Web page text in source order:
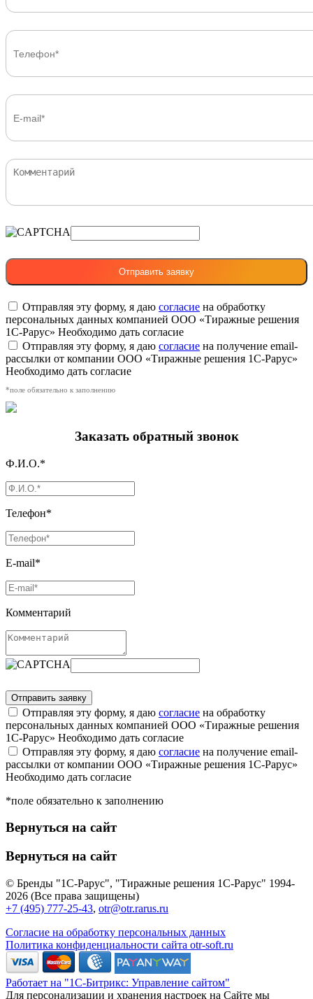
Отправляя эту форму, я даю согласие на обработку
персональных данных компанией ООО «Тиражные решения
1С-Рарус» Необходимо дать согласие
Отправляя эту форму, я даю согласие на получение email-
рассылки от компании ООО «Тиражные решения 1С-Рарус»
Необходимо дать согласие
*поле обязательно к заполнению
Заказать обратный звонок
Ф.И.О.*
Телефон*
E-mail*
Комментарий
Отправляя эту форму, я даю согласие на обработку
персональных данных компанией ООО «Тиражные решения
1С-Рарус» Необходимо дать согласие
Отправляя эту форму, я даю согласие на получение email-
рассылки от компании ООО «Тиражные решения 1С-Рарус»
Необходимо дать согласие
*поле обязательно к заполнению
Вернуться на сайт
Вернуться на сайт
© Бренды "1С-Рарус", "Тиражные решения 1С-Рарус" 1994-
2026 (Все права защищены)
+7 (495) 777-25-43, otr@otr.rarus.ru
Согласие на обработку персональных данных
Политика конфиденциальности сайта otr-soft.ru
Работает на "1С-Битрикс: Управление сайтом"
Для персонализации и хранения настроек на Сайте мы